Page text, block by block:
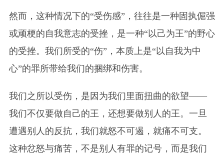
然而，这种情况下的“受伤感”，往往是一种固执倔强
或顽梗的自我意志的受挫，是一种“以己为王”的野心
的受挫。我们所受的“伤”，本质上是“以自我为中
心”的罪所带给我们的捆绑和伤害。
我们之所以受伤，是因为我们里面扭曲的欲望——
我们不仅要做自己的王，还想要做别人的王。一旦
遭遇别人的反抗，我们就怒不可遏，就痛不可支。
这种忿怒与痛苦，不是别人有罪的记号，而是我们